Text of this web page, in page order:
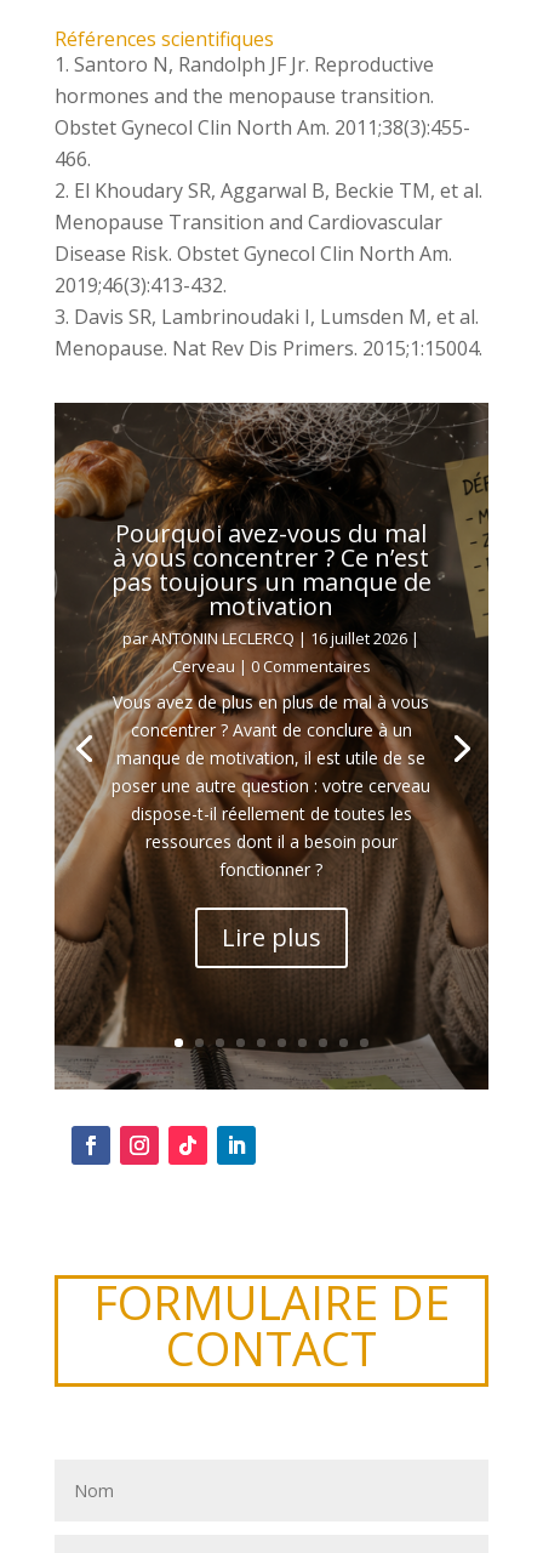
Références scientifiques
Santoro N, Randolph JF Jr. Reproductive
hormones and the menopause transition.
Obstet Gynecol Clin North Am. 2011;38(3):455-
466.
El Khoudary SR, Aggarwal B, Beckie TM, et al.
Menopause Transition and Cardiovascular
Disease Risk. Obstet Gynecol Clin North Am.
2019;46(3):413-432.
Davis SR, Lambrinoudaki I, Lumsden M, et al.
Menopause. Nat Rev Dis Primers. 2015;1:15004.
Pourquoi avez-vous du mal
à vous concentrer ? Ce n’est
pas toujours un manque de
motivation
parANTONIN LECLERCQ| 16 juillet 2026 |
Cerveau | 0 Commentaires
Vous avez de plus en plus de mal à vous
concentrer ? Avant de conclure à un
manque de motivation, il est utile de se
poser une autre question : votre cerveau
dispose-t-il réellement de toutes les
ressources dont il a besoin pour
fonctionner ?
Lire plus
FORMULAIRE DE
CONTACT